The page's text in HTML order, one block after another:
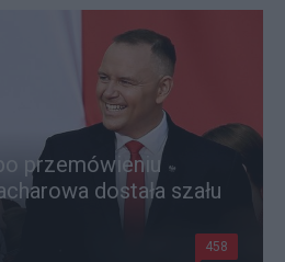
przemówieniu
dostała szału
458